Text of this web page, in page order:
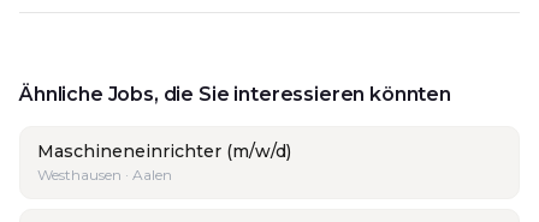
Ähnliche Jobs, die Sie interessieren könnten
Maschineneinrichter (m/w/d)
Westhausen · Aalen